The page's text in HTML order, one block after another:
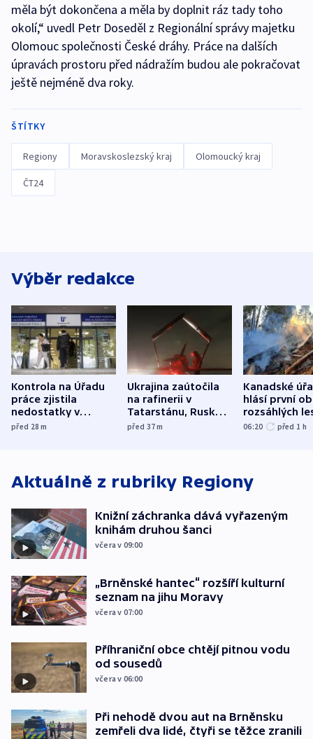
měla být dokončena a měla by doplnit ráz tady toho
okolí,“ uvedl Petr Doseděl z Regionální správy majetku
Olomouc společnosti České dráhy. Práce na dalších
úpravách prostoru před nádražím budou ale pokračovat
ještě nejméně dva roky.
ŠTÍTKY
Regiony Moravskoslezský kraj Olomoucký kraj
ČT24
Výběr redakce
Kontrola na Úřadu
práce zjistila
nedostatky v
účetnictví za 5,6
před 28m
Ukrajina zaútočila
na rafinerii v
Tatarstánu, Rusko
bombardovalo
před 37m
Kanadské
hlásí první
rozsáhlých
požárů
06:20 před 1 h
Aktuálně z rubriky Regiony
Knižní záchranka dává vyřazeným
knihám druhou šanci
včera v 09:00
„Brněnské hantec“ rozšíří kulturní
seznam na jihu Moravy
včera v 07:00
Příhraniční obce chtějí pitnou vodu
od sousedů
včera v 06:00
Při nehodě dvou aut na Brněnsku
zemřeli dva lidé, čtyři se těžce zranili